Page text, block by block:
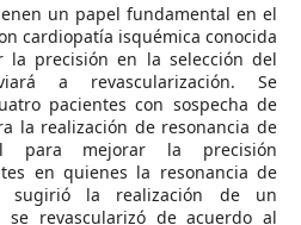
un papel fundamental en el
cardiopatía isquémica conocida
la precisión en la selección del
a revascularización. Se
pacientes con sospecha de
la realización de resonancia de
para mejorar la precisión
en quienes la resonancia de
sugirió la realización de un
se revascularizó de acuerdo al